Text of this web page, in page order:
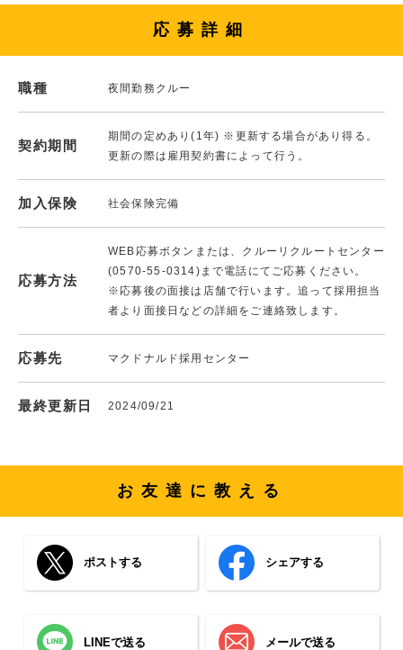
応募詳細
職種 夜間勤務クルー
契約期間
期間の定めあり(1年) ※更新する場合があり得る。
更新の際は雇用契約書によって行う。
加入保険 社会保険完備
応募方法
WEB応募ボタンまたは、クルーリクルートセンター
(0570-55-0314)まで電話にてご応募ください。
※応募後の面接は店舗で行います。追って採用担当
者より面接日などの詳細をご連絡致します。
応募先 マクドナルド採用センター
最終更新日 2024/09/21
お友達に教える
ポストする シェアする
LINEで送る メールで送る